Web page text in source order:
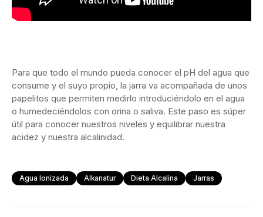
Para que todo el mundo pueda conocer el pH del agua que
consume y el suyo propio, la jarra va acompañada de unos
papelitos que permiten medirlo introduciéndolo en el agua
o humedeciéndolos con orina o saliva. Este paso es súper
útil para conocer nuestros niveles y equilibrar nuestra
acidez y nuestra alcalinidad.
Agua Ionizada Alkanatur Dieta Alcalina Jarras